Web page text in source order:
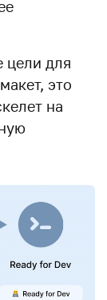
цели для
это
на